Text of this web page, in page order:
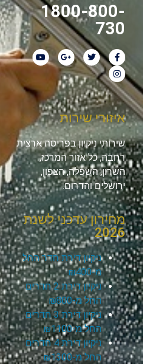
1800-800-
730
איזורי שירות
שירותי ניקיון בפריסה ארצית
רחבה, כל אזור המרכז,
השרון, השפלה, הצפון,
ירושלים והדרום.
מחירון עדכני לשנת
2026
ניקיון דירת חדר החל
מ-₪400
ניקיון דירת 2 חדרים
החל מ-₪800
ניקיון דירת 3 חדרים
החל מ-₪1100
ניקיון דירת 4 חדרים
החל מ-₪1300